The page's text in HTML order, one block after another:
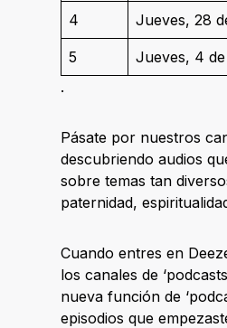
4 Jueves, 28
5 Jueves, 4
.
Pásate por nuestros
descubriendo audios
sobre temas tan
paternidad,
Cuando entres en
los canales de
nueva función de
episodios que